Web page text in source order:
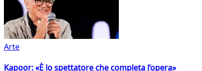
Arte
Kapoor: «È lo spettatore che completa l’opera»